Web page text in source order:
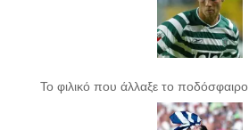
Το φιλικό που άλλαξε το ποδόσφαιρο